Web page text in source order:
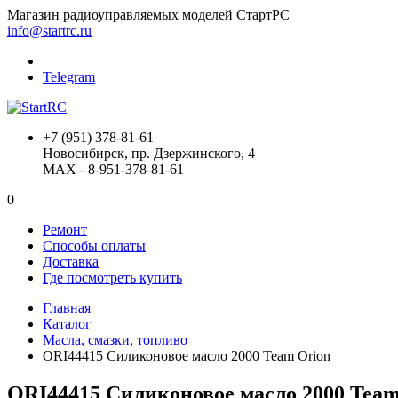
Магазин радиоуправляемых моделей СтартРС
info@startrc.ru
Telegram
+7 (951) 378-81-61
Новосибирск, пр. Дзержинского, 4
MAX - 8-951-378-81-61
0
Ремонт
Способы оплаты
Доставка
Где посмотреть купить
Главная
Каталог
Масла, смазки, топливо
ORI44415 Силиконовое масло 2000 Team Orion